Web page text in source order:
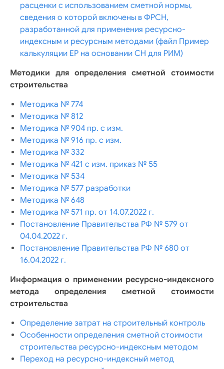
расценки с использованием сметной нормы,
сведения о которой включены в ФРСН,
разработанной для применения ресурсно-
индексным и ресурсным методами (файл Пример
калькуляции ЕР на основании СН для РИМ)
Методики для определения сметной стоимости
строительства
Методика № 774
Методика № 812
Методика № 904 пр. с изм.
Методика № 916 пр. с изм.
Методика № 332
Методика № 421 с изм. приказ № 55
Методика № 534
Методика № 577 разработки
Методика № 648
Методика № 571 пр. от 14.07.2022 г.
Постановление Правительства РФ № 579 от
04.04.2022 г.
Постановление Правительства РФ № 680 от
16.04.2022 г.
Информация о применении ресурсно-индексного
метода определения сметной стоимости
строительства
Определение затрат на строительный контроль
Особенности определения сметной стоимости
строительства ресурсно-индексным методом
Переход на ресурсно-индексный метод